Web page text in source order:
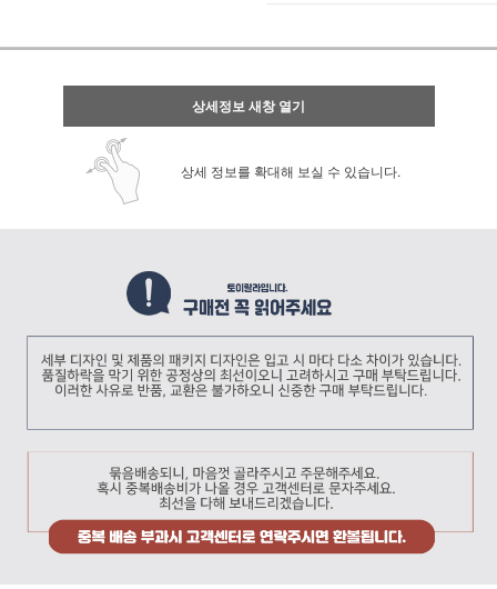
상세정보 새창 열기
상세 정보를 확대해 보실 수 있습니다.